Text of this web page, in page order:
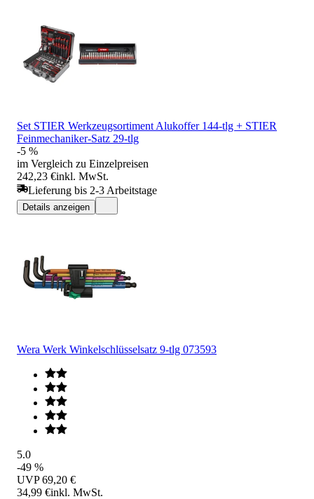
Set STIER Werkzeugsortiment Alukoffer 144-tlg + STIER
Feinmechaniker-Satz 29-tlg
-5 %
im Vergleich zu Einzelpreisen
242,23 €inkl. MwSt.
Lieferung bis 2-3 Arbeitstage
Details anzeigen
Wera Werk Winkelschlüsselsatz 9-tlg 073593
5.0
-49 %
UVP 69,20 €
34,99 €inkl. MwSt.